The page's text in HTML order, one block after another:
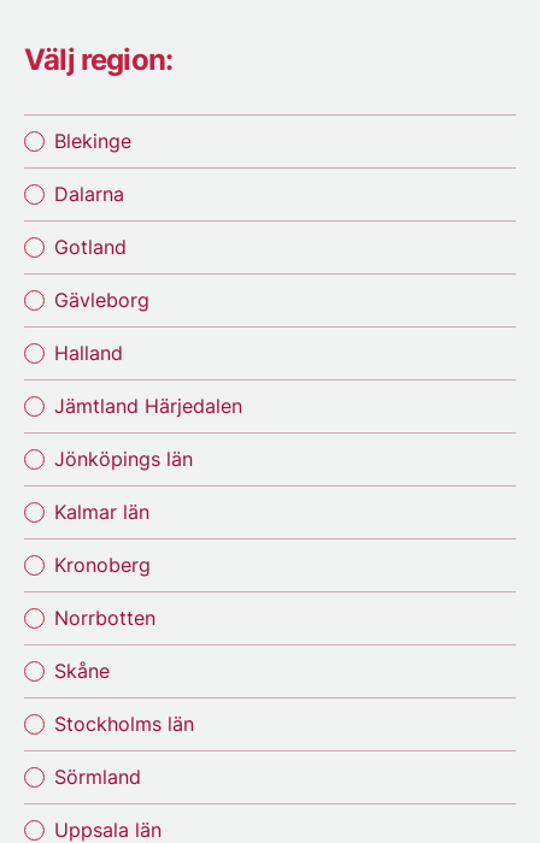
Välj region:
Blekinge
Dalarna
Gotland
Gävleborg
Halland
Jämtland Härjedalen
Jönköpings län
Kalmar län
Kronoberg
Norrbotten
Skåne
Stockholms län
Sörmland
Uppsala län